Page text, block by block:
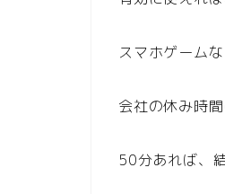
スマホゲーム
会社の休み時
50分あれば、